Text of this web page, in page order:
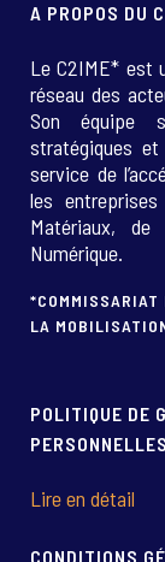
A PROPOS DU
Le C2IME* est
réseau des
Son équipe
stratégiques
service de
les
Matériaux,
Numérique.
*COMMISSARIAT
LA
POLITIQUE DE
Lire en détail
CONDITIONS